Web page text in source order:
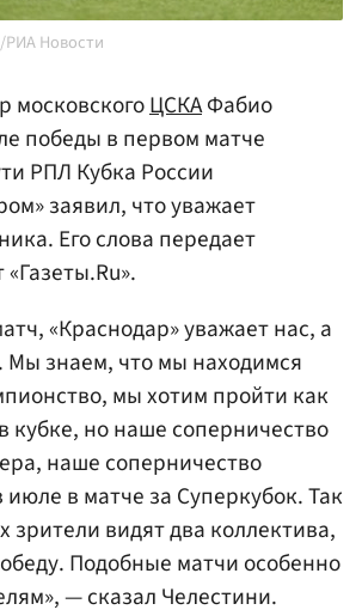
Новости
московскогоЦСКАФабио
победы в первом матче
РПЛ Кубка России
заявил, что уважает
Его слова передает
«Краснодар» уважает нас, а
знаем, что мы находимся
мы хотим пройти как
кубке, но наше соперничество
наше соперничество
в матче за Суперкубок. Так
зрители видят два коллектива,
Подобные матчи особенно
— сказал Челестини.